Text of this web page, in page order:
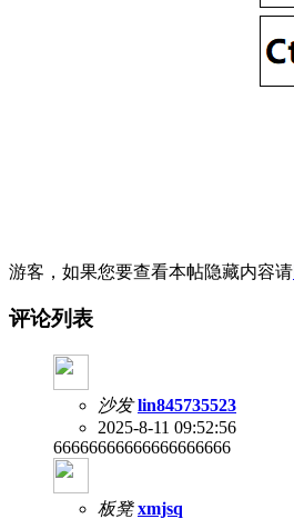
游客，如果您要查看本帖隐藏内容请
评论列表
沙发 lin845735523
2025-8-11 09:52:56
66666666666666666666
板凳 xmjsq